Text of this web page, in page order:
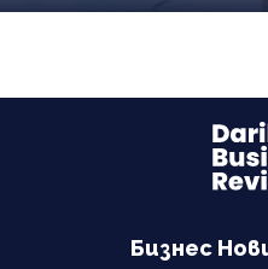
Бизнес